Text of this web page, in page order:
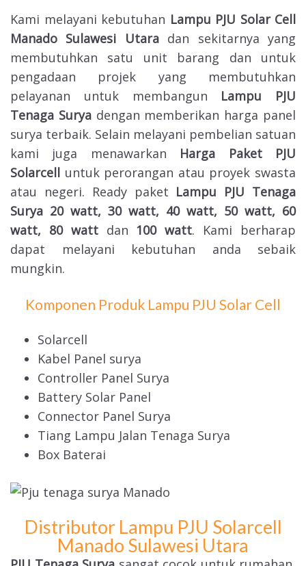
Kami melayani kebutuhan Lampu PJU Solar Cell
Manado Sulawesi Utara dan sekitarnya yang
membutuhkan satu unit barang dan untuk
pengadaan projek yang membutuhkan
pelayanan untuk membangun Lampu PJU
Tenaga Suryadengan memberikan harga panel
surya terbaik. Selain melayani pembelian satuan
kami juga menawarkan Harga Paket PJU
Solarcell untuk perorangan atau proyek swasta
atau negeri. Ready paket Lampu PJU Tenaga
Surya 20 watt, 30 watt, 40 watt, 50 watt, 60
watt, 80 watt dan 100 watt. Kami berharap
dapat melayani kebutuhan anda sebaik
mungkin.
Komponen Produk Lampu PJU Solar Cell
Solarcell
Kabel Panel surya
Controller Panel Surya
Battery Solar Panel
Connector Panel Surya
Tiang Lampu Jalan Tenaga Surya
Box Baterai
Distributor Lampu PJU Solarcell
Manado Sulawesi Utara